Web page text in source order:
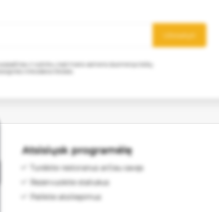
Užsisakyti
Atsisiųsk programėlę
Turėkite restoranus arčiau savęs
Rezervuokite staliukus
Palikite atsiliepimus